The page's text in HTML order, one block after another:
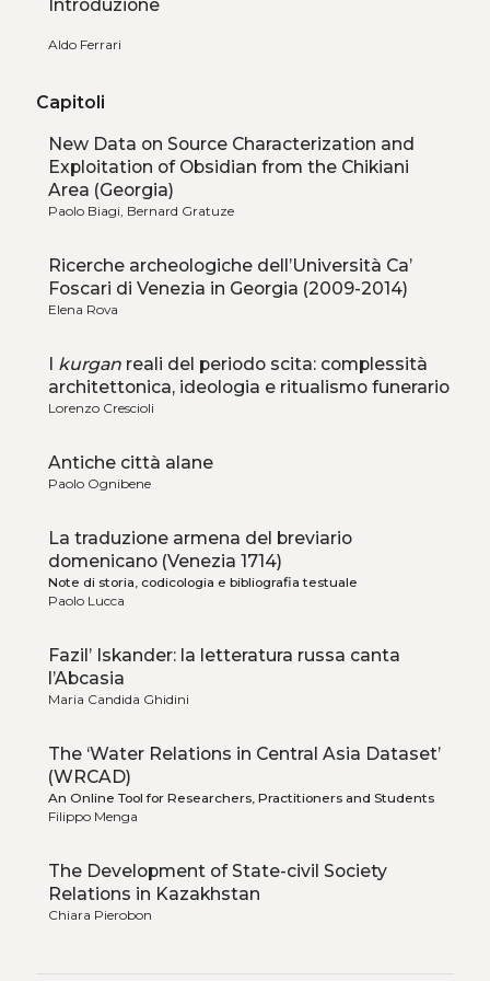
Introduzione
Aldo Ferrari
Capitoli
New Data on Source Characterization and
Exploitation of Obsidian from the Chikiani
Area (Georgia)
Paolo Biagi, Bernard Gratuze
Ricerche archeologiche dell’Università Ca’
Foscari di Venezia in Georgia (2009-2014)
Elena Rova
I kurganreali del periodo scita: complessità
architettonica, ideologia e ritualismo funerario
Lorenzo Crescioli
Antiche città alane
Paolo Ognibene
La traduzione armena del breviario
domenicano (Venezia 1714)
Note di storia, codicologia e bibliografia testuale
Paolo Lucca
Fazil’ Iskander: la letteratura russa canta
l’Abcasia
Maria Candida Ghidini
The ‘Water Relations in Central Asia Dataset’
(WRCAD)
An Online Tool for Researchers, Practitioners and Students
Filippo Menga
The Development of State-civil Society
Relations in Kazakhstan
Chiara Pierobon